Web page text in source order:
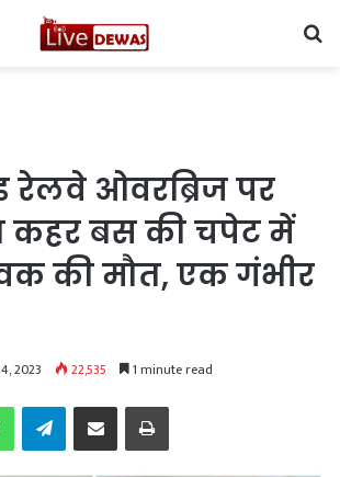
रेलवे ओवरब्रिज पर
कहर बस की चपेट में
की मौत, एक गंभीर
4, 2023 22,535 1 minute read
WhatsAppTelegramShare via Email Print